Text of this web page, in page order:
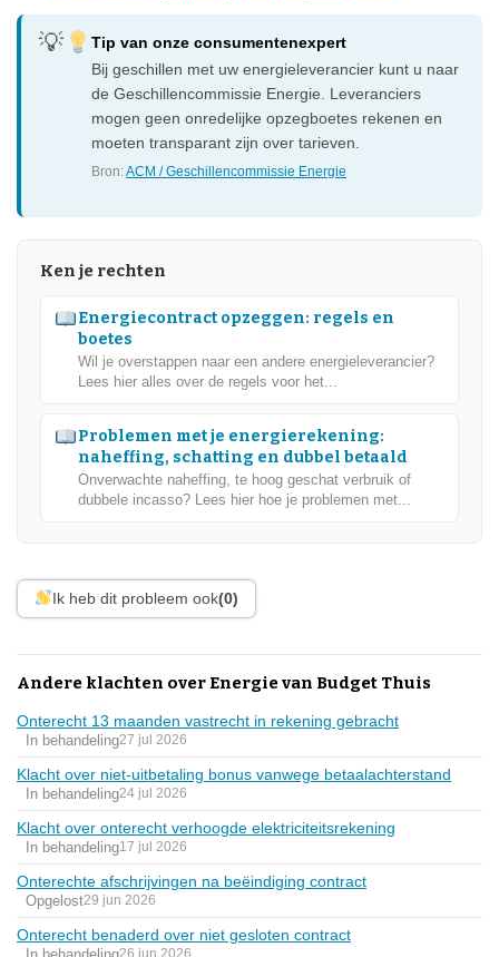
Tip van onze consumentenexpert
Bij geschillen met uw energieleverancier kunt u naar
de Geschillencommissie Energie. Leveranciers
mogen geen onredelijke opzegboetes rekenen en
moeten transparant zijn over tarieven.
Bron:ACM / Geschillencommissie Energie
Ken je rechten
Energiecontract opzeggen: regels en
boetes
Wil je overstappen naar een andere energieleverancier?
Lees hier alles over de regels voor het...
Problemen met je energierekening:
naheffing, schatting en dubbel betaald
Onverwachte naheffing, te hoog geschat verbruik of
dubbele incasso? Lees hier hoe je problemen met...
Ik heb dit probleem ook(0)
Andere klachten over Energie van Budget Thuis
Onterecht 13 maanden vastrecht in rekening gebracht
In behandeling27 jul 2026
Klacht over niet-uitbetaling bonus vanwege betaalachterstand
In behandeling24 jul 2026
Klacht over onterecht verhoogde elektriciteitsrekening
In behandeling17 jul 2026
Onterechte afschrijvingen na beëindiging contract
Opgelost29 jun 2026
Onterecht benaderd over niet gesloten contract
26 jun 2026